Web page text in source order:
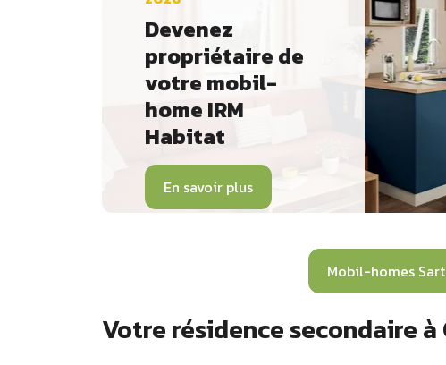
Devenez
propriétaire de
votre mobil-
home IRM
Habitat
En savoir plus
Mobil-homes
Votre résidence secondaire à